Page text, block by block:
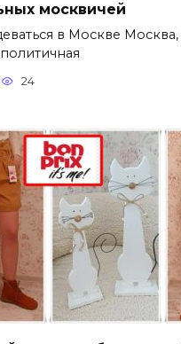
москвичей
в Москве Москва,
24